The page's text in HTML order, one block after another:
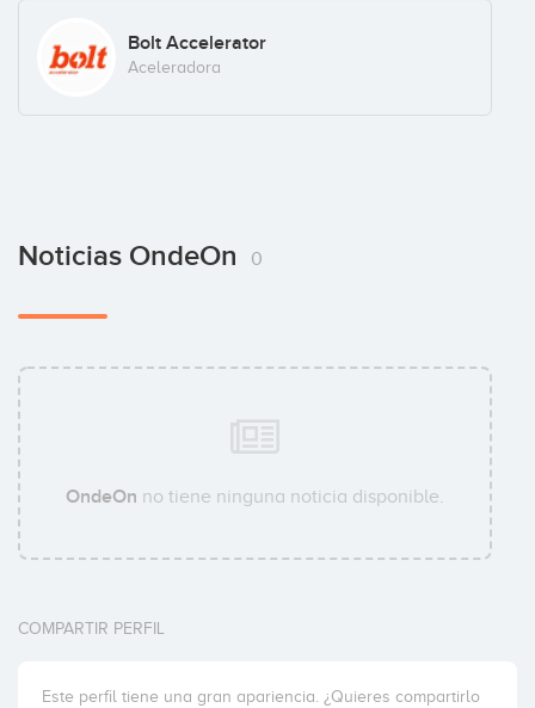
Bolt Accelerator
Aceleradora
Noticias OndeOn 0
OndeOn no tiene ninguna noticia disponible.
COMPARTIR PERFIL
Este perfil tiene una gran apariencia. ¿Quieres compartirlo